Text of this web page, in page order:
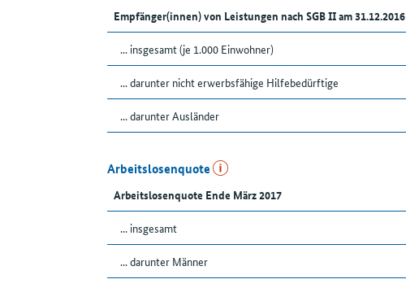
Empfänger(innen) von Leistungen nach SGB II am 31.12.2016
... insgesamt (je 1.000 Einwohner)
... darunter nicht erwerbsfähige Hilfebedürftige
... darunter Ausländer
Arbeitslosenquote
Arbeitslosenquote Ende März 2017
... insgesamt
... darunter Männer